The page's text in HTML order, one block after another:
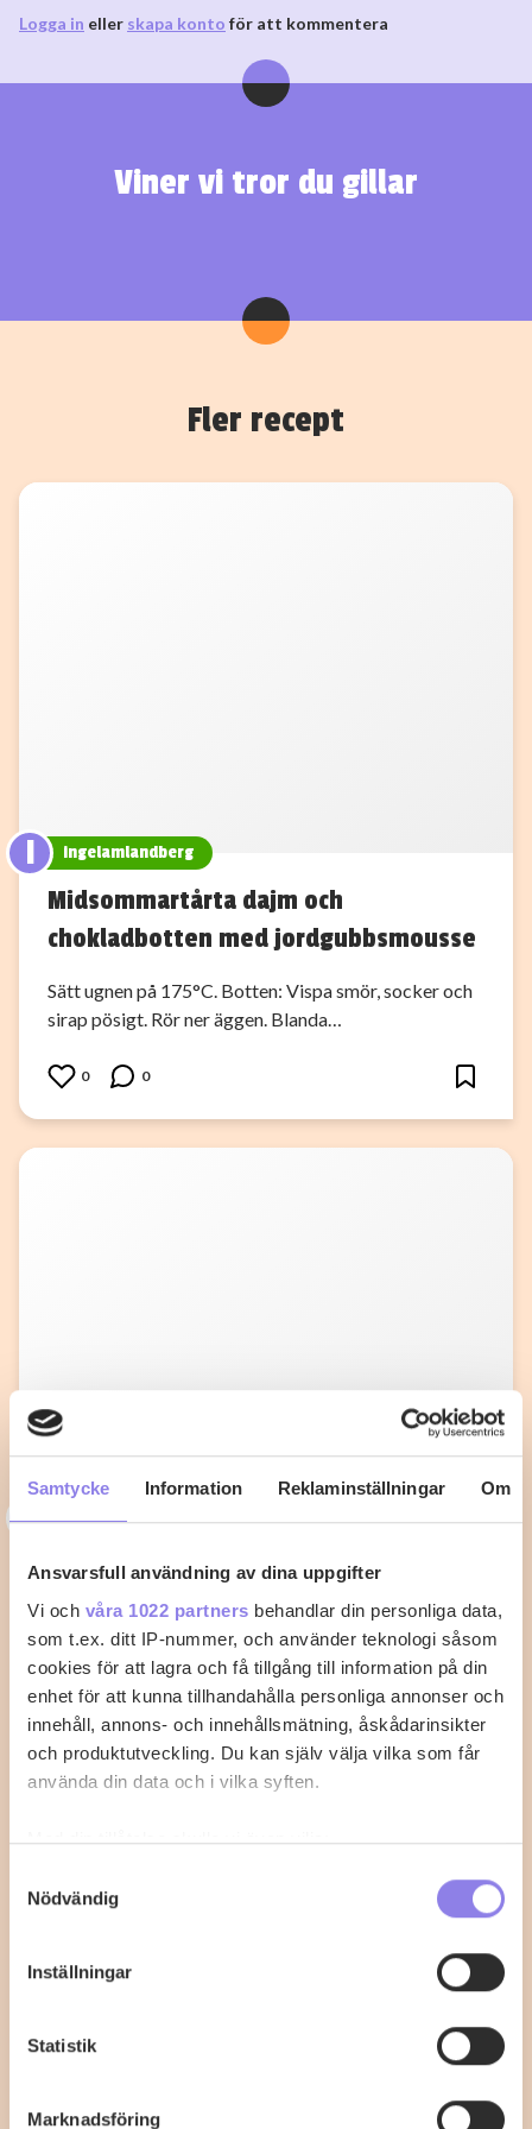
Samtycke Information Reklaminställningar Om
Ansvarsfull användning av dina uppgifter
Vi och våra 1022 partners behandlar din personliga data,
som t.ex. ditt IP-nummer, och använder teknologi såsom
cookies för att lagra och få tillgång till information på din
enhet för att kunna tillhandahålla personliga annonser och
innehåll, annons- och innehållsmätning, åskådarinsikter
och produktutveckling. Du kan själv välja vilka som får
använda din data och i vilka syften.
Med din tillåtelse skulle vi även vilja:
som kan ha en noggrannhet på upp till flera meter
Ta reda på mer om hur dina personliga uppgifter
Du kan ändra eller dra tillbaka ditt samtycke när som
Nödvändig
Inställningar
Statistik
Marknadsföring
Logga in eller skapa konto för att kommentera
Viner vi tror du gillar
Fler recept
I ingelamlandberg
Midsommartårta dajm och
chokladbotten med jordgubbsmousse
Sätt ugnen på 175°C. Botten: Vispa smör, socker och
sirap pösigt. Rör ner äggen. Blanda…
0 0
I ingelamlandberg
Midsommartårta med bärcurd och
italiensk maräng
Börja med pajdegen 1. Skär smöret i tärningstora
bitar (viktigt att smöret är iskallt). 2.…